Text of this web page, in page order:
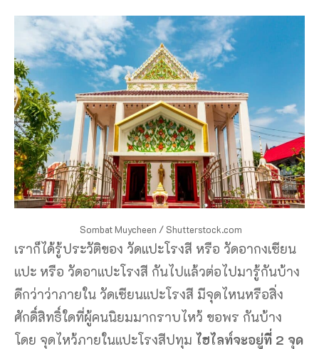
Sombat Muycheen / Shutterstock.com
เราก็ได้รู้ประวัติของ วัดแปะโรงสี หรือ วัดอากงเซียน
แปะ หรือ วัดอาแปะโรงสี กันไปแล้วต่อไปมารู้กันบ้าง
ดีกว่าว่าภายใน วัดเซียนแปะโรงสี มีจุดไหนหรือสิ่ง
ศักดิ์สิทธิ์ใดที่ผู้คนนิยมมากราบไหว้ ขอพร กันบ้าง
โดย จุดไหว้ภายในแปะโรงสีปทุม ไฮไลท์จะอยู่ที่ 2 จุด